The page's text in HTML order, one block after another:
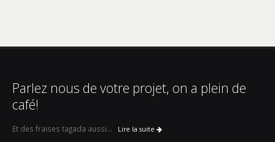
Parlez nous de votre projet, on a plein de
café!
Et des fraises tagada aussi... Lire la suite